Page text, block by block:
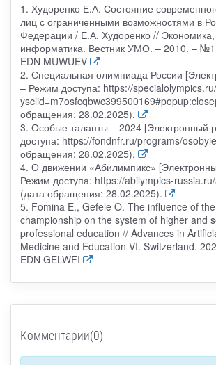
1. Худоренко Е.А. Состояние
лиц с ограниченными возможностями в
Федерации / Е.А. Худоренко // Экономика,
информатика. Вестник УМО. – 2010. –
EDN MUWUEV
2. Специальная олимпиада России
– Режим доступа: https://
обращения: 28.02.2025).
3. Особые таланты – 2024 [Электронный
доступа: https://fondnfr.ru/programs/
обращения: 28.02.2025).
4. О движении «Абилимпикс»
Режим доступа: https://abilympics-
(дата обращения: 28.02.2025).
5. Fomina E., Gefele O. The influence of
championship on the system of higher and
professional education // Advances in
Medicine and Education VI. Switzerland.
EDN GELWFI
Комментарии(0)